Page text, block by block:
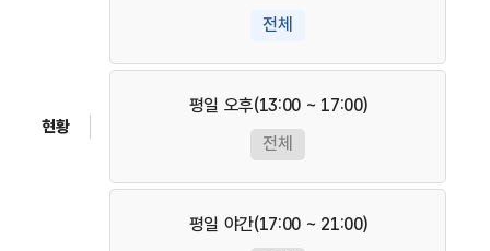
전체
평일 오후(13:00 ~ 17:00)
전체
평일 야간(17:00 ~ 21:00)